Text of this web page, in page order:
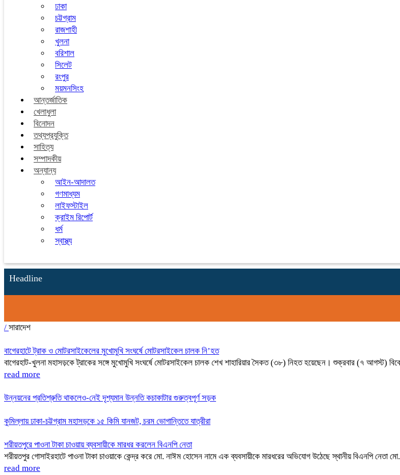
ঢাকা
চট্টগ্রাম
রাজশাহী
খুলনা
বরিশাল
সিলেট
রংপুর
ময়মনসিংহ
আন্তর্জাতিক
খেলাধুলা
বিনোদন
তথ্যপ্রযুক্তি
সাহিত্য
সম্পাদকীয়
অন্যান্য
আইন-আদালত
গণমাধ্যম
লাইফস্টাইল
ক্রাইম রিপোর্ট
ধর্ম
স্বাস্থ্য
Headline
/ সারাদেশ
বাগেরহাটে ট্রাক ও মোটরসাইকেলের মুখোমুখি সংঘর্ষে মোটরসাইকেল চালক নি’হত
বাগেরহাট-খুলনা মহাসড়কে ট্রাকের সঙ্গে মুখোমুখি সংঘর্ষে মোটরসাইকেল চালক শেখ শাহারিয়ার সৈকত (৩৮) নিহত হয়েছেন। শুক্রবার (৭ আগস্ট)
read more
উন্নয়নের প্রতিশ্রুতি থাকলেও-নেই দৃশ্যমান উন্নতি কচাকাটার গুরুত্বপূর্ণ সড়ক
কুমিল্লায় ঢাকা-চট্টগ্রাম মহাসড়কে ১৫ কিমি যানজট, চরম ভোগান্তিতে যাত্রীরা
শরীয়তপুরে পাওনা টাকা চাওয়ায় ব্যবসায়ীকে মারধর করলেন বিএনপি নেতা
শরীয়তপুর গোসাইরহাটে পাওনা টাকা চাওয়াকে কেন্দ্র করে মো. নাঈম হোসেন নামে এক ব্যবসায়ীকে মারধরের অভিযোগ উঠেছে স্থানীয় বিএনপি
read more